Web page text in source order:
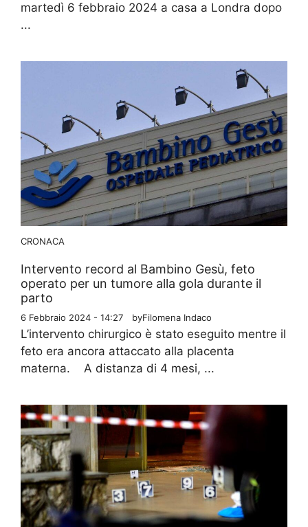
martedì 6 febbraio 2024 a casa a Londra dopo
...
CRONACA
Intervento record al Bambino Gesù, feto
operato per un tumore alla gola durante il
parto
6 Febbraio 2024 - 14:27 byFilomena Indaco
L’intervento chirurgico è stato eseguito mentre il
feto era ancora attaccato alla placenta
materna. A distanza di 4 mesi, ...